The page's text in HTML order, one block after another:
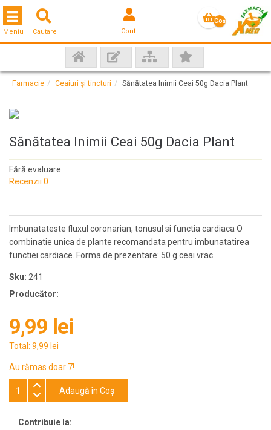
Cautare Cont
Coş
Toggle navigation
Meniu
Farmacie Ceaiuri și tincturi Sănătatea Inimii Ceai 50g Dacia Plant
Sănătatea Inimii Ceai 50g Dacia Plant
Fără evaluare:
Recenzii 0
Imbunatateste fluxul coronarian, tonusul si functia cardiaca O
combinatie unica de plante recomandata pentru imbunatatirea
functiei cardiace. Forma de prezentare: 50 g ceai vrac
Sku: 241
Producător:
9,99 lei
Total: 9,99 lei
Au rămas doar 7!
Adaugă în Coş
Contribuie la: